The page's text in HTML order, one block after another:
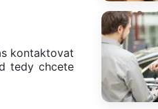
kontaktovat
tedy chcete